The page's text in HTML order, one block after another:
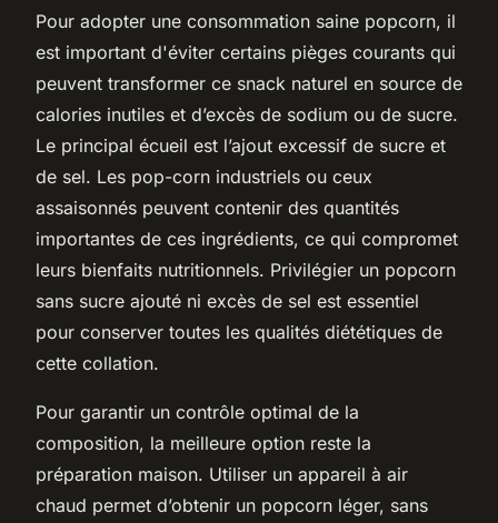
Pour adopter une consommation saine popcorn, il
est important d'éviter certains pièges courants qui
peuvent transformer ce snack naturel en source de
calories inutiles et d’excès de sodium ou de sucre.
Le principal écueil est l’ajout excessif de sucre et
de sel. Les pop-corn industriels ou ceux
assaisonnés peuvent contenir des quantités
importantes de ces ingrédients, ce qui compromet
leurs bienfaits nutritionnels. Privilégier un popcorn
sans sucre ajouté ni excès de sel est essentiel
pour conserver toutes les qualités diététiques de
cette collation.
Pour garantir un contrôle optimal de la
composition, la meilleure option reste la
préparation maison. Utiliser un appareil à air
chaud permet d’obtenir un popcorn léger, sans